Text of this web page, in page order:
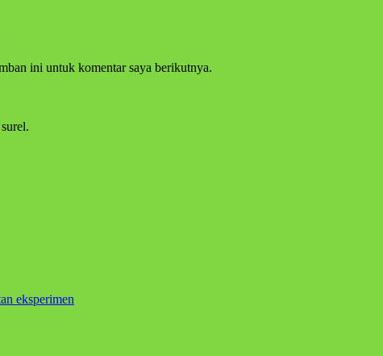
ini untuk komentar saya berikutnya.
eksperimen